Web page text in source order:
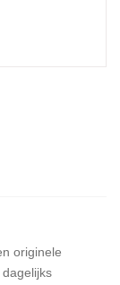
originele
dagelijks